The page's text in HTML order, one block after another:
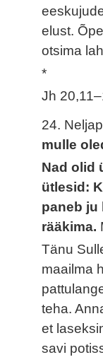
elust.
otsima
*
Jh
24.
mulle
Nad olid
ütlesid:
paneb ju
rääkima.
Tänu
maailma
teha.
et
savi